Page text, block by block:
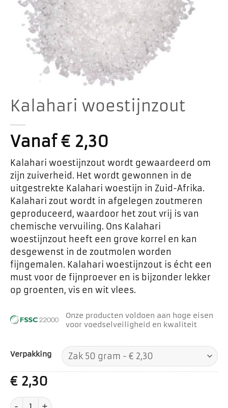
Kalahari woestijnzout
Vanaf€2,30
Kalahari woestijnzout wordt gewaardeerd om
zijn zuiverheid. Het wordt gewonnen in de
uitgestrekte Kalahari woestijn in Zuid-Afrika.
Kalahari zout wordt in afgelegen zoutmeren
geproduceerd, waardoor het zout vrij is van
chemische vervuiling. Ons Kalahari
woestijnzout heeft een grove korrel en kan
desgewenst in de zoutmolen worden
fijngemalen. Kalahari woestijnzout is écht een
must voor de fijnproever en is bijzonder lekker
op groenten, vis en wit vlees.
Onze producten voldoen aan hoge eisen
voor voedselveiligheid en kwaliteit
Verpakking
€2,30
Kalahari woestijnzout aantal